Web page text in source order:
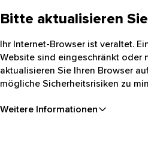
Bitte aktualisieren
Ihr Internet-Browser ist veraltet.
Website sind eingeschränkt oder
aktualisieren Sie Ihren Browser
mögliche Sicherheitsrisiken zu
Weitere Informationen